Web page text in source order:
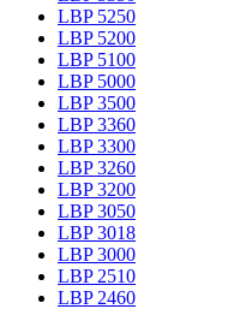
LBP 5250
LBP 5200
LBP 5100
LBP 5000
LBP 3500
LBP 3360
LBP 3300
LBP 3260
LBP 3200
LBP 3050
LBP 3018
LBP 3000
LBP 2510
LBP 2460